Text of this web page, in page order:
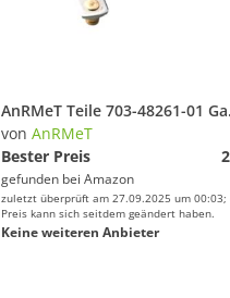
AnRMeT
von AnRMeT
Bester Preis
gefunden bei Amazon
zuletzt überprüft am 27.09.2025 um 00:03;
Preis kann sich seitdem geändert haben.
Keine weiteren Anbieter